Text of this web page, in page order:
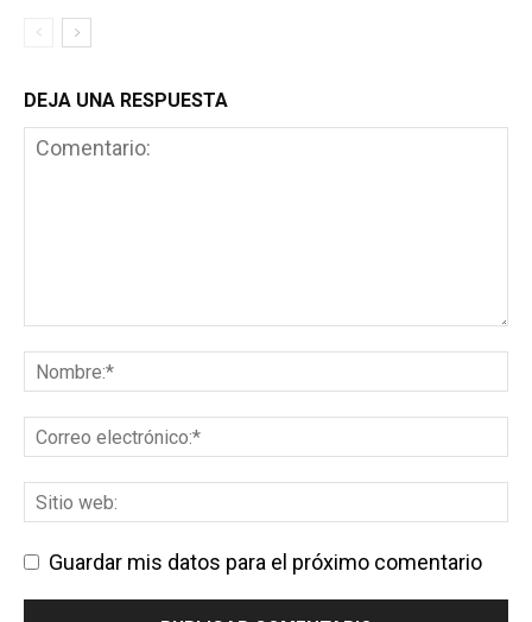
DEJA UNA RESPUESTA
Guardar mis datos para el próximo comentario